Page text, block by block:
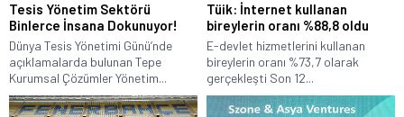
Tesis Yönetim Sektörü
Binlerce İnsana Dokunuyor!
Dünya Tesis Yönetimi Günü’nde
açıklamalarda bulunan Tepe
Kurumsal Çözümler Yönetim...
Tüik: İnternet kullanan
bireylerin oranı %88,8 oldu
E-devlet hizmetlerini kullanan
bireylerin oranı %73,7 olarak
gerçekleşti Son 12...